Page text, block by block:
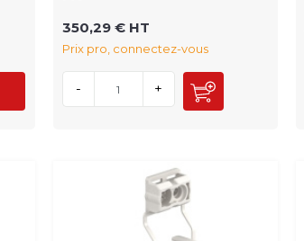
350,29 € HT
Prix pro, connectez-vous
- +